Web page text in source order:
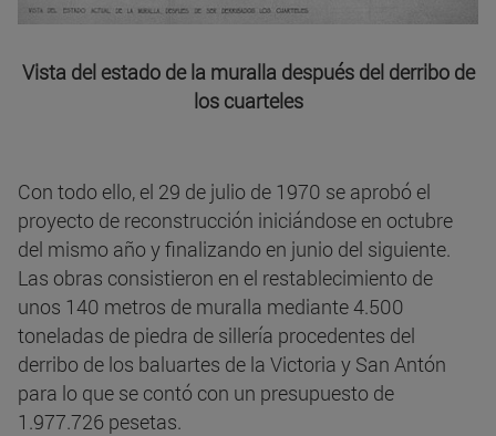
Vista del estado de la muralla después del derribo de
los cuarteles
Con todo ello, el 29 de julio de 1970 se aprobó el
proyecto de reconstrucción iniciándose en octubre
del mismo año y finalizando en junio del siguiente.
Las obras consistieron en el restablecimiento de
unos 140 metros de muralla mediante 4.500
toneladas de piedra de sillería procedentes del
derribo de los baluartes de la Victoria y San Antón
para lo que se contó con un presupuesto de
1.977.726 pesetas.